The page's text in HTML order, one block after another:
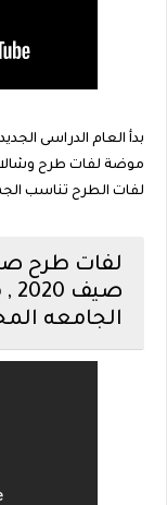
بدأ العام الدراسى
لفات الطرح تناسب
الجامعه